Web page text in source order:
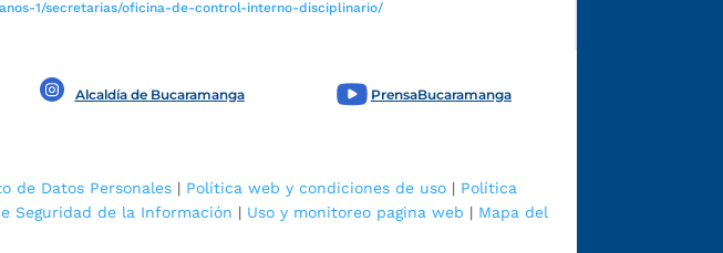
1/secretarias/oficina-de-control-interno-disciplinario/
Alcaldía de Bucaramanga PrensaBucaramanga
de Datos Personales | Política web y condiciones de uso | Política
Seguridad de la Información | Uso y monitoreo pagina web | Mapa del